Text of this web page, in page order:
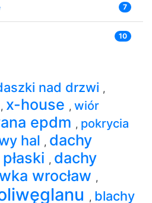
7
10
nad drzwi ,
, x-house , wiór
epdm , pokrycia
hal , dachy
, dachy
wrocław ,
, blachy